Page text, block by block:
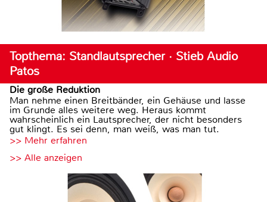
Topthema: Standlautsprecher · Stieb Audio
Patos
Die große Reduktion
Man nehme einen Breitbänder, ein Gehäuse und lasse
im Grunde alles weitere weg. Heraus kommt
wahrscheinlich ein Lautsprecher, der nicht besonders
gut klingt. Es sei denn, man weiß, was man tut.
>> Mehr erfahren
>> Alle anzeigen